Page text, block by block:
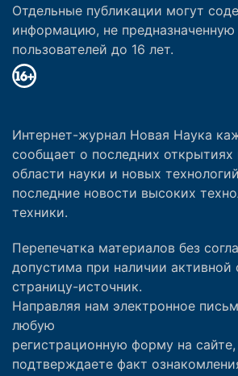
Отдельные публикации могут
информацию, не предназначенную
пользователей до 16 лет.
Интернет-журнал Новая Наука
сообщает о последних
области науки и новых
последние новости высоких
техники.
Перепечатка материалов без
допустима при наличии активной
страницу-источник.
Направляя нам электронное
любую
регистрационную форму на
подтверждаете факт